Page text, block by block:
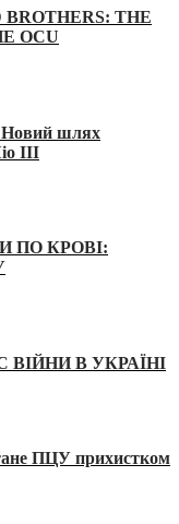
THE
OCU
Новий шлях
III
ПО КРОВІ:
В УКРАЇНІ
ПЦУ прихистком